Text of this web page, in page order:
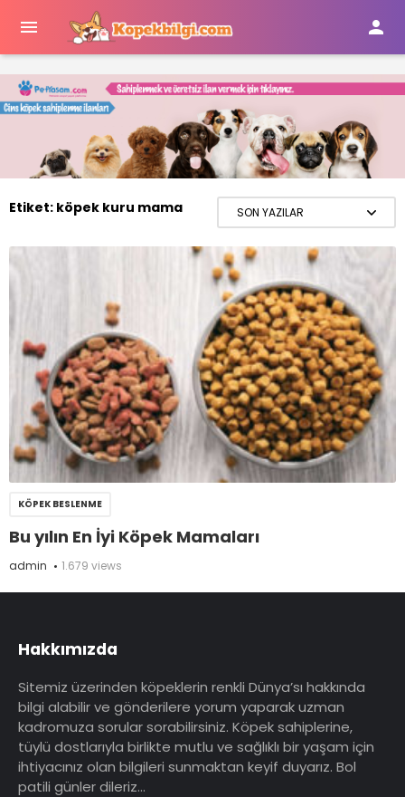
 
Etiket: köpek kuru mama
KÖPEK BESLENME
Bu yılın En İyi Köpek Mamaları
admin 1.679 views
Hakkımızda
Sitemiz üzerinden köpeklerin renkli Dünya’sı hakkında
bilgi alabilir ve gönderilere yorum yaparak uzman
kadromuza sorular sorabilirsiniz. Köpek sahiplerine,
tüylü dostlarıyla birlikte mutlu ve sağlıklı bir yaşam için
ihtiyacınız olan bilgileri sunmaktan keyif duyarız. Bol
patili günler dileriz…